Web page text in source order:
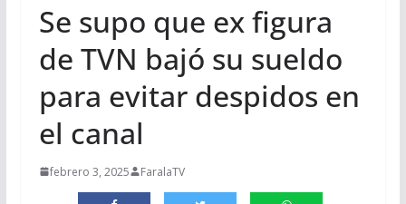
Se supo que ex figura
de TVN bajó su sueldo
para evitar despidos en
el canal
febrero 3, 2025 FaralaTV